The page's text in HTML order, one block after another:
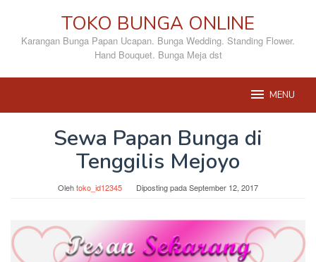
konten
TOKO BUNGA ONLINE
Karangan Bunga Papan Ucapan. Bunga Wedding. Standing Flower.
Hand Bouquet. Bunga Meja dst
MENU
Sewa Papan Bunga di
Tenggilis Mejoyo
Olehtoko_id12345 Diposting padaSeptember 12, 2017